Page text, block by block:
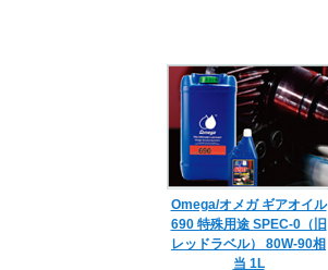
Omega/オメガ ギアオイル
690 特殊用途 SPEC-0（旧
レッドラベル） 80W-90相
当 1L